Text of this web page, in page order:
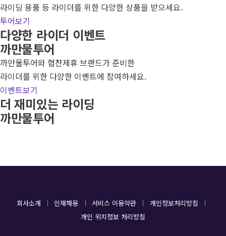
라이딩 용품 등 라이더를 위한 다양한 상품을 받으세요.
투어보기
다양한 라이더 이벤트
까만물투어
까만물투어와 협찬제휴 브랜드가 준비한
라이더를 위한 다양한 이벤트에 참여하세요.
이벤트보기
더 재미있는 라이딩
까만물투어
회사소개 인재채용 서비스 이용약관
개인정보처리방침
개인 위치정보 처리방침